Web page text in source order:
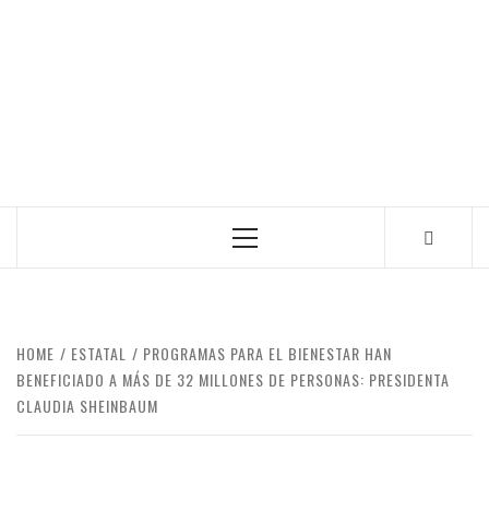
Primary
HOME ESTATAL
PROGRAMAS PARA EL BIENESTAR HAN
BENEFICIADO A MÁS DE 32 MILLONES DE PERSONAS: PRESIDENTA
CLAUDIA SHEINBAUM